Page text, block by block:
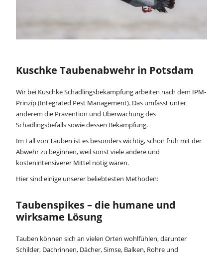
Kuschke Taubenabwehr in Potsdam
Wir bei Kuschke Schädlingsbekämpfung arbeiten nach dem IPM-
Prinzip (Integrated Pest Management). Das umfasst unter
anderem die Prävention und Überwachung des
Schädlingsbefalls sowie dessen Bekämpfung.
Im Fall von Tauben ist es besonders wichtig, schon früh mit der
Abwehr zu beginnen, weil sonst viele andere und
kostenintensiverer Mittel nötig wären.
Hier sind einige unserer beliebtesten Methoden:
Taubenspikes – die humane und
wirksame Lösung
Tauben können sich an vielen Orten wohlfühlen, darunter
Schilder, Dachrinnen, Dächer, Simse, Balken, Rohre und